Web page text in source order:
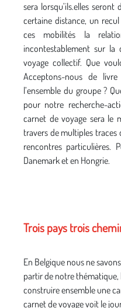
sera lorsqu’ils.elles
certaine distance, un
ces mobilités la
incontestablement sur
voyage collectif. Que
Acceptons-nous de
l’ensemble du groupe ?
pour notre recherche-
carnet de voyage sera le
travers de multiples
rencontres particulières.
Danemark et en Hongrie.
Trois pays trois
En Belgique nous ne
partir de notre thématique,
construire ensemble une
carnet de voyage voit le